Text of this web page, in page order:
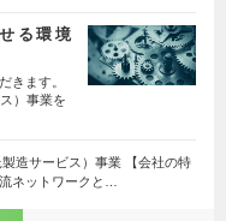
る環境
きます。
）事業を
造サービス）事業 【会社の特
ネットワークと…